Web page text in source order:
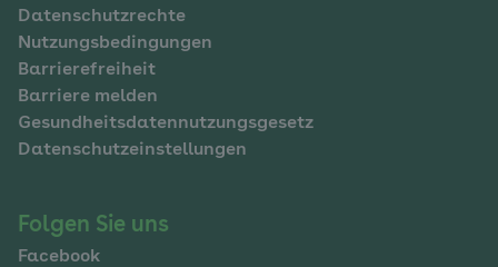
Datenschutzrechte
Nutzungsbedingungen
Barrierefreiheit
Barriere melden
Gesundheitsdatennutzungsgesetz
Datenschutzeinstellungen
Folgen Sie uns
Facebook